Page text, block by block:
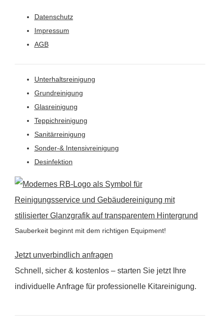
Datenschutz
Impressum
AGB
Unterhaltsreinigung
Grundreinigung
Glasreinigung
Teppichreinigung
Sanitärreinigung
Sonder-& Intensivreinigung
Desinfektion
Sauberkeit beginnt mit dem richtigen Equipment!
Jetzt unverbindlich anfragen
Schnell, sicher & kostenlos – starten Sie jetzt Ihre
individuelle Anfrage für professionelle Kitareinigung.